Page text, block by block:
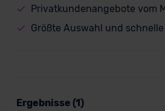
Privatkundenangebote vom
Größte Auswahl und
Ergebnisse (1)